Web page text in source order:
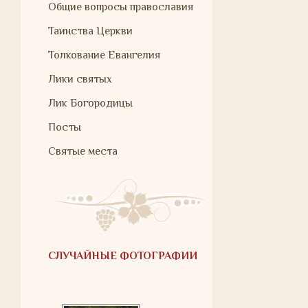
Общие вопросы православия
Таинства Церкви
Толкование Евангелия
Лики святых
Лик Богородицы
Посты
Святые места
СЛУЧАЙНЫЕ ФОТОГРАФИИ